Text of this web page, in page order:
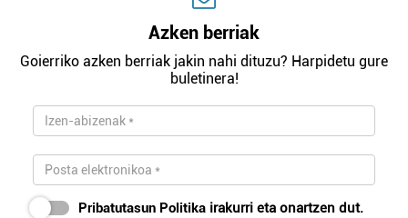
Azken berriak
Goierriko azken berriak jakin nahi dituzu? Harpidetu gure
buletinera!
Pribatutasun Politika irakurri eta onartzen dut.